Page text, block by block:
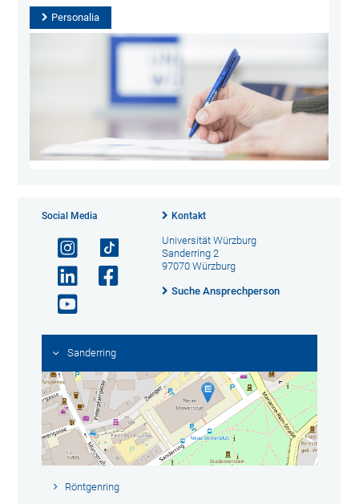
Personalia
Social Media Kontakt
Universität Würzburg
Sanderring 2
97070 Würzburg
Suche Ansprechperson
Sanderring
Röntgenring